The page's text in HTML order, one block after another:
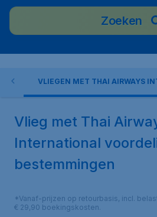
Zoeken
VLIEGEN MET THAI AIRWAYS
Vlieg met Thai
International
bestemmingen
*Vanaf-prijzen op retourbasis, incl.
€ 29,90 boekingskosten.